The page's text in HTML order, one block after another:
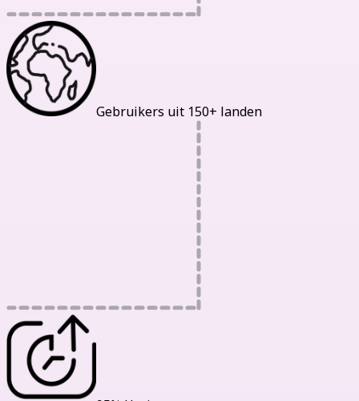
Gebruikers uit 150+ landen